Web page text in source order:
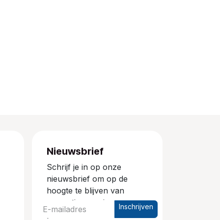
Nieuwsbrief
Schrijf je in op onze
nieuwsbrief om op de
hoogte te blijven van
promoties en nieuwe
producten.
Inschrijven